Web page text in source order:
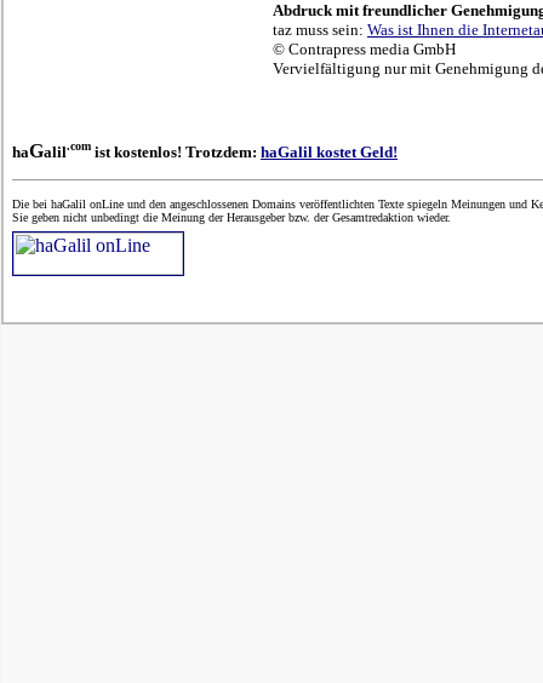
Abdruck mit freundlicher
taz muss sein: Was ist Ihnen die
© Contrapress media GmbH
Vervielfältigung nur mit Genehmigung
haGalil.com ist kostenlos! Trotzdem: haGalil kostet Geld!
Die bei haGalil onLine und den angeschlossenen Domains veröffentlichten Texte spiegeln Meinungen und
Sie geben nicht unbedingt die Meinung der Herausgeber bzw. der Gesamtredaktion wieder.